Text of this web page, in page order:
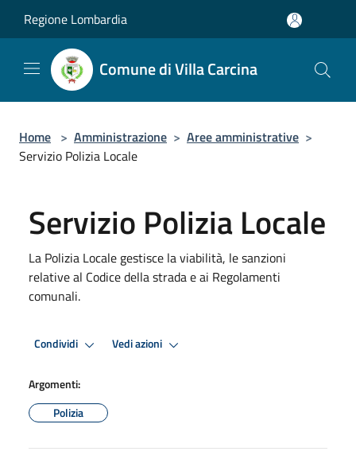
Regione Lombardia
Comune di Villa Carcina
Home > Amministrazione > Aree amministrative >
Servizio Polizia Locale
Servizio Polizia Locale
La Polizia Locale gestisce la viabilità, le sanzioni
relative al Codice della strada e ai Regolamenti
comunali.
Condividi Vedi azioni
Argomenti:
Polizia